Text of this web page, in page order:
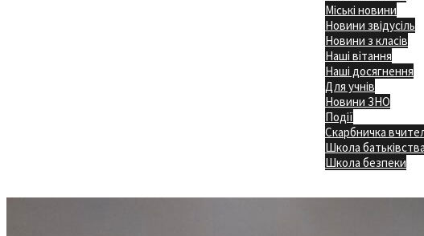
Міські новини
Новини звідусіль
Новини з класів
Наші вітання
Наші досягнення
Для учнів
Новини ЗНО
Події
Скарбничка
Школа батьківства
Школа безпеки